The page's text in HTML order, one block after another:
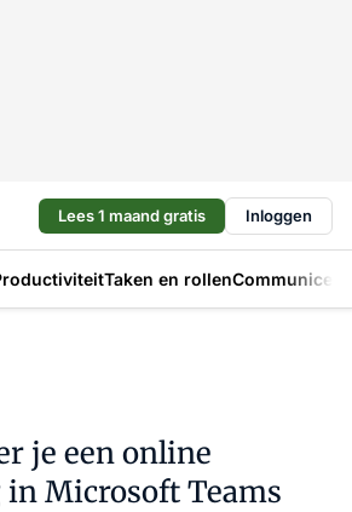
Lees 1 maand gratis Inloggen
Taken en rollen
je een online
Microsoft Teams